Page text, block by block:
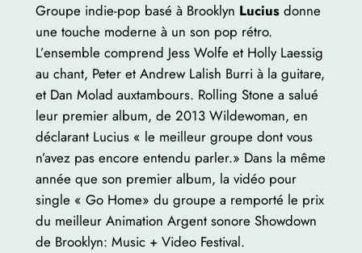
Groupe indie-pop basé à Brooklyn Luciusdonne
une touche moderne à un son pop rétro.
L’ensemble comprend Jess Wolfe et Holly Laessig
au chant, Peter et Andrew Lalish Burri à la guitare,
et Dan Molad auxtambours. Rolling Stone a salué
leur premier album, de 2013 Wildewoman, en
déclarant Lucius « le meilleur groupe dont vous
n’avez pas encore entendu parler.» Dans la même
année que son premier album, la vidéo pour
single « Go Home» du groupe a remporté le prix
du meilleur Animation Argent sonore Showdown
de Brooklyn: Music + Video Festival.